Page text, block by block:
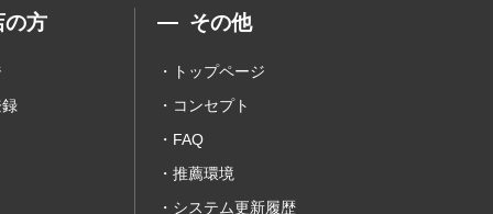
の方 その他
トップページ
コンセプト
FAQ
推薦環境
システム更新履歴